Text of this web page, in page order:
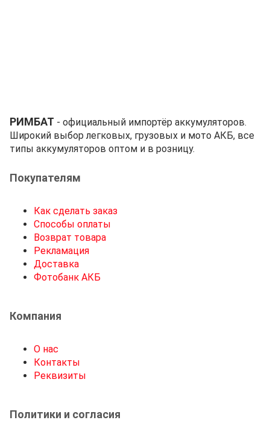
РИМБАТ - официальный импортёр аккумуляторов.
Широкий выбор легковых, грузовых и мото АКБ, все
типы аккумуляторов оптом и в розницу.
Покупателям
Как сделать заказ
Способы оплаты
Возврат товара
Рекламация
Доставка
Фотобанк АКБ
Компания
О нас
Контакты
Реквизиты
Политики и согласия